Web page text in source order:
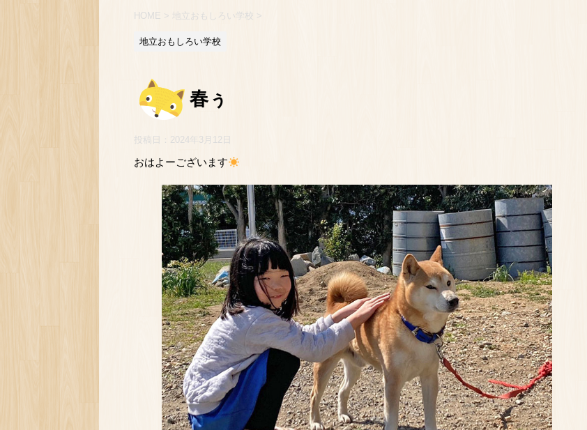
HOME > 地立おもしろい学校 >
地立おもしろい学校
春ぅ
投稿日： 2024年3月12日
おはよーございます